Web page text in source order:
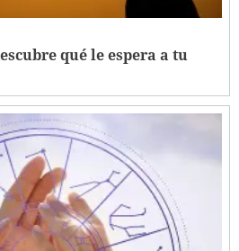
qué le espera a tu